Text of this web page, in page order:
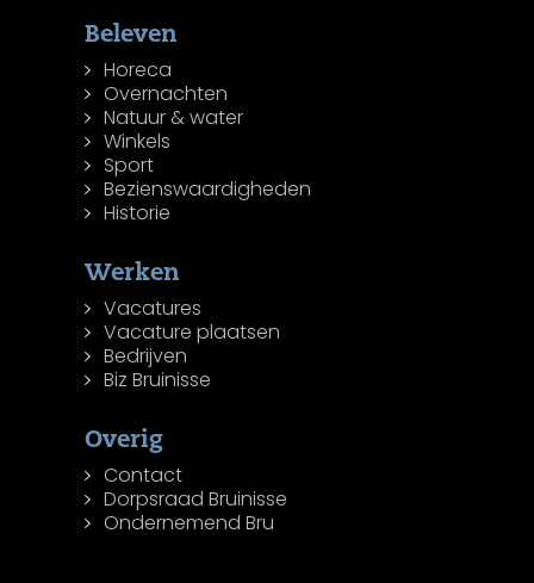
Beleven
Horeca
Overnachten
Natuur & water
Winkels
Sport
Bezienswaardigheden
Historie
Werken
Vacatures
Vacature plaatsen
Bedrijven
Biz Bruinisse
Overig
Contact
Dorpsraad Bruinisse
Ondernemend Bru